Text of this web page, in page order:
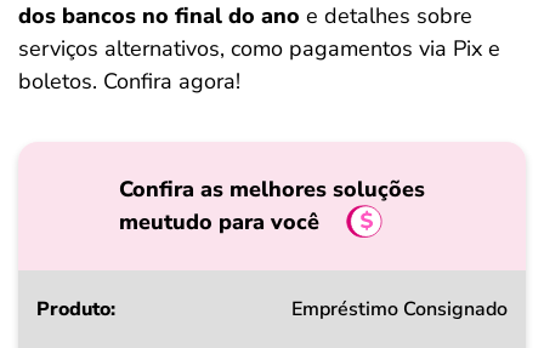
dos bancos no final do ano e detalhes sobre
serviços alternativos, como pagamentos via Pix e
boletos. Confira agora!
Confira as melhores soluções
meutudo para você
Produto
Empréstimo Consignado